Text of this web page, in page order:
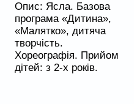
Опис: Ясла. Базова
програма «Дитина»,
«Малятко», дитяча
творчість.
Хореографія. Прийом
дітей: з 2-х років.